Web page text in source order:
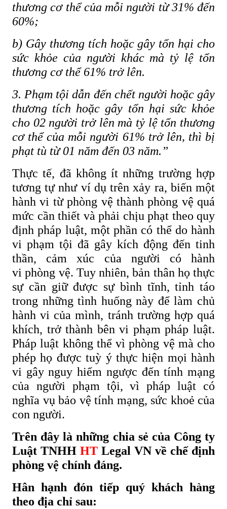
thương cơ thể của mỗi người từ 31% đến
60%;
b) Gây thương tích hoặc gây tổn hại cho
sức khỏe của người khác mà tỷ lệ tổn
thương cơ thể 61% trở lên.
3. Phạm tội dẫn đến chết người hoặc gây
thương tích hoặc gây tổn hại sức khỏe
cho 02 người trở lên mà tỷ lệ tổn thương
cơ thể của mỗi người 61% trở lên, thì bị
phạt tù từ 01 năm đến 03 năm.”
Thực tế, đã không ít những trường hợp
tương tự như ví dụ trên xảy ra, biến một
hành vi từ phòng vệ thành phòng vệ quá
mức cần thiết và phải chịu phạt theo quy
định pháp luật, một phần có thể do hành
vi phạm tội đã gây kích động đến tinh
thần, cảm xúc của người có hành
vi phòng vệ. Tuy nhiên, bản thân họ thực
sự cần giữ được sự bình tĩnh, tỉnh táo
trong những tình huống này để làm chủ
hành vi của mình, tránh trường hợp quá
khích, trở thành bên vi phạm pháp luật.
Pháp luật không thể vì phòng vệ mà cho
phép họ được tuỳ ý thực hiện mọi hành
vi gây nguy hiểm ngược đến tính mạng
của người phạm tội, vì pháp luật có
nghĩa vụ bảo vệ tính mạng, sức khoẻ của
con người.
Trên đây là những chia sẻ của Công ty
Luật TNHH HT Legal VN về chế định
phòng vệ chính đáng.
Hân hạnh đón tiếp quý khách hàng
theo địa chỉ sau: